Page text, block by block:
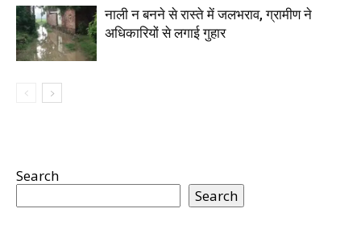
नाली न बनने से रास्ते में जलभराव, ग्रामीण ने
अधिकारियों से लगाई गुहार
Search
Search